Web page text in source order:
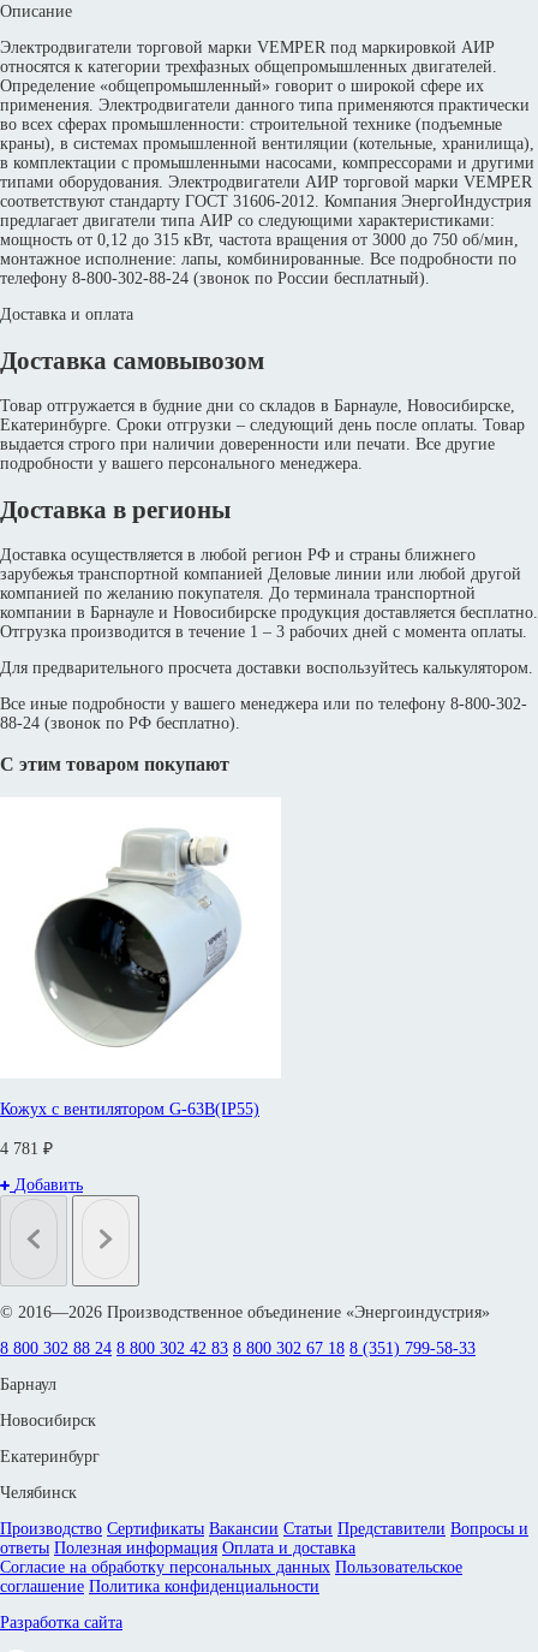
Описание
Электродвигатели торговой марки VEMPER под маркировкой АИР
относятся к категории трехфазных общепромышленных двигателей.
Определение «общепромышленный» говорит о широкой сфере их
применения. Электродвигатели данного типа применяются практически
во всех сферах промышленности: строительной технике (подъемные
краны), в системах промышленной вентиляции (котельные, хранилища),
в комплектации с промышленными насосами, компрессорами и другими
типами оборудования. Электродвигатели АИР торговой марки VEMPER
соответствуют стандарту ГОСТ 31606-2012. Компания ЭнергоИндустрия
предлагает двигатели типа АИР со следующими характеристиками:
мощность от 0,12 до 315 кВт, частота вращения от 3000 до 750 об/мин,
монтажное исполнение: лапы, комбинированные. Все подробности по
телефону 8-800-302-88-24 (звонок по России бесплатный).
Доставка и оплата
Доставка самовывозом
Товар отгружается в будние дни со складов в Барнауле, Новосибирске,
Екатеринбурге. Сроки отгрузки – следующий день после оплаты. Товар
выдается строго при наличии доверенности или печати. Все другие
подробности у вашего персонального менеджера.
Доставка в регионы
Доставка осуществляется в любой регион РФ и страны ближнего
зарубежья транспортной компанией Деловые линии или любой другой
компанией по желанию покупателя. До терминала транспортной
компании в Барнауле и Новосибирске продукция доставляется бесплатно.
Отгрузка производится в течение 1 – 3 рабочих дней с момента оплаты.
Для предварительного просчета доставки воспользуйтесь калькулятором.
Все иные подробности у вашего менеджера или по телефону 8-800-302-
88-24 (звонок по РФ бесплатно).
С этим товаром покупают
Кожух с вентилятором G-63B(IP55)
4 781 ₽
Добавить
© 2016—2026 Производственное объединение «Энергоиндустрия»
8 800 302 88 24 8 800 302 42 83 8 800 302 67 18 8 (351) 799-58-33
Барнаул
Новосибирск
Екатеринбург
Челябинск
Производство Сертификаты Вакансии Статьи Представители Вопросы и
ответы Полезная информация Оплата и доставка
Согласие на обработку персональных данных Пользовательское
соглашение Политика конфиденциальности
Разработка сайта